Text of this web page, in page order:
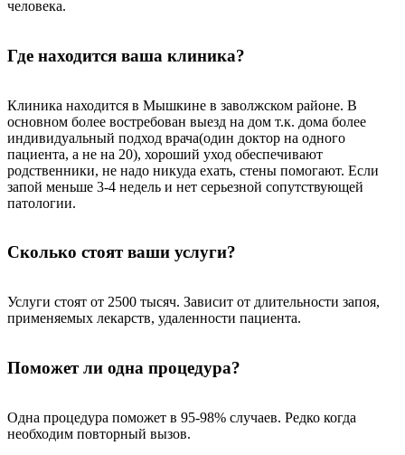
человека.
Где находится ваша клиника?
Клиника находится в Мышкине в заволжском районе. В
основном более востребован выезд на дом т.к. дома более
индивидуальный подход врача(один доктор на одного
пациента, а не на 20), хороший уход обеспечивают
родственники, не надо никуда ехать, стены помогают. Если
запой меньше 3-4 недель и нет серьезной сопутствующей
патологии.
Сколько стоят ваши услуги?
Услуги стоят от 2500 тысяч. Зависит от длительности запоя,
применяемых лекарств, удаленности пациента.
Поможет ли одна процедура?
Одна процедура поможет в 95-98% случаев. Редко когда
необходим повторный вызов.